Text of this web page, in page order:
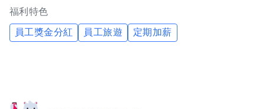
福利特色
員工獎金分紅 員工旅遊 定期加薪